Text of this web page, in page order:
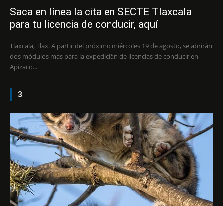
Saca en línea la cita en SECTE Tlaxcala
para tu licencia de conducir, aquí
Tlaxcala, Tlax. A partir del próximo miércoles 19 de agosto, se abrirán
dos módulos más para la expedición de licencias de conducir en
Apizaco...
3